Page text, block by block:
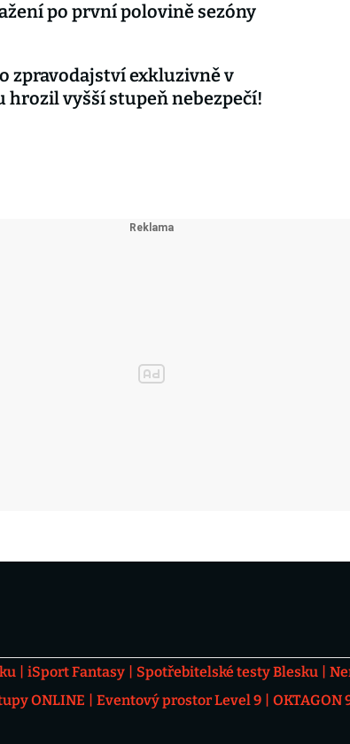
po první polovině sezóny
zpravodajství exkluzivně v
hrozil vyšší stupeň nebezpečí!
iSport Fantasy Spotřebitelské testy Blesku
ONLINE Eventový prostor Level 9 OKTAGON